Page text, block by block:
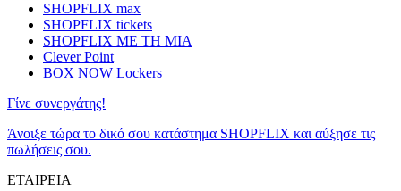
SHOPFLIX max
SHOPFLIX tickets
SHOPFLIX ΜΕ ΤΗ ΜΙΑ
Clever Point
BOX NOW Lockers
Γίνε συνεργάτης!
Άνοιξε τώρα το δικό σου κατάστημα SHOPFLIX και αύξησε τις
πωλήσεις σου.
ΕΤΑΙΡΕΙΑ